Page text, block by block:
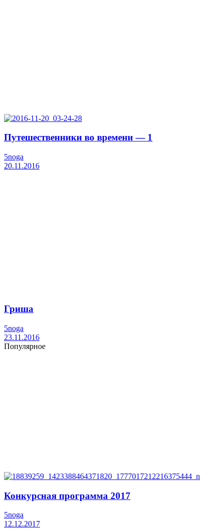
Путешественники во времени — 1
5noga
20.11.2016
Гриша
5noga
23.11.2016
Популярное
Конкурсная программа 2017
5noga
12.12.2017